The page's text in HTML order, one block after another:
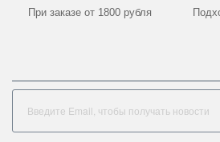
При заказе от 1800 рубля